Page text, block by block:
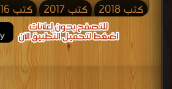
كتب 2018
كتب 2017 كتب 2016
كتب 2013 كتب 2012
كتب 2009 كتب 2008
كتب 2006
كتب 2005 كتب 2004